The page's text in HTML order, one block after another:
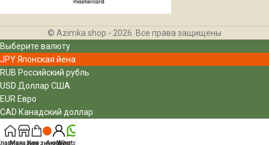
© Azimka.shop - 2026. Все права защищены
МагазинКорзинаАккаунт
Whatsapp
Выберите валюту
JPYЯпонская йена
RUB Российский рубль
USD Доллар США
EUR Евро
CAD Канадский доллар